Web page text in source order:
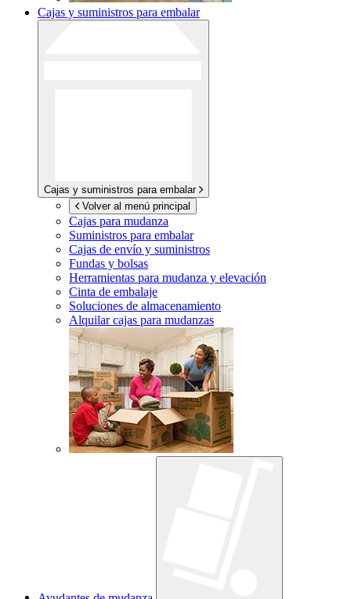
Cajas y suministros para embalar
Cajas y suministros para embalar
Volver al menú principal
Cajas para mudanza
Suministros para embalar
Cajas de envío y suministros
Fundas y bolsas
Herramientas para mudanza y elevación
Cinta de embalaje
Soluciones de almacenamiento
Alquilar cajas para mudanzas